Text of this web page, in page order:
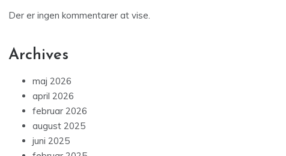
Der er ingen kommentarer at vise.
Archives
maj 2026
april 2026
februar 2026
august 2025
juni 2025